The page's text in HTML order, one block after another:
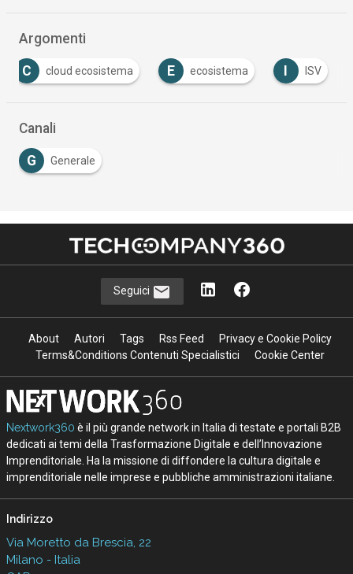
Argomenti
C cloud ecosistema E ecosistema ISV
Canali
G Generale
Seguici
About Autori Tags Rss Feed
Privacy e Cookie Policy
Terms&Conditions Contenuti Specialistici
Cookie Center
Nextwork360 è il più grande network in Italia di testate e portali B2B
dedicati ai temi della Trasformazione Digitale e dell’Innovazione
Imprenditoriale. Ha la missione di diffondere la cultura digitale e
imprenditoriale nelle imprese e pubbliche amministrazioni italiane.
Indirizzo
Via Moretto da Brescia, 22
Milano - Italia